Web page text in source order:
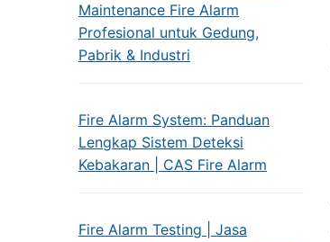
Maintenance Fire Alarm
Profesional untuk Gedung,
Pabrik & Industri
Fire Alarm System: Panduan
Lengkap Sistem Deteksi
Kebakaran | CAS Fire Alarm
Fire Alarm Testing | Jasa